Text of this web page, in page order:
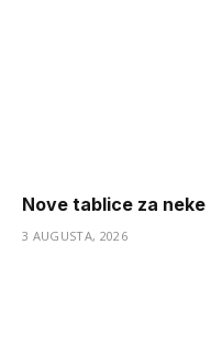
Nove tablice za neke
3 AUGUSTA, 2026